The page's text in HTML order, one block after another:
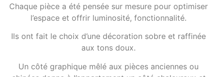
Chaque pièce a été pensée sur mesure pour optimiser
l’espace et offrir luminosité, fonctionnalité.
Ils ont fait le choix d’une décoration sobre et raffinée
aux tons doux.
Un côté graphique mêlé aux pièces anciennes ou